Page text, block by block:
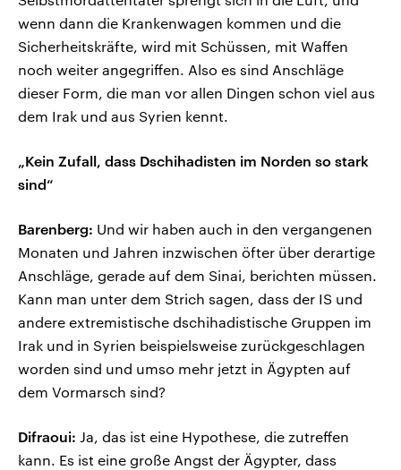
wenn dann die Krankenwagen kommen und die
Sicherheitskräfte, wird mit Schüssen, mit Waffen
noch weiter angegriffen. Also es sind Anschläge
dieser Form, die man vor allen Dingen schon viel aus
dem Irak und aus Syrien kennt.
„Kein Zufall, dass Dschihadisten im Norden so stark
sind“
Barenberg: Und wir haben auch in den vergangenen
Monaten und Jahren inzwischen öfter über derartige
Anschläge, gerade auf dem Sinai, berichten müssen.
Kann man unter dem Strich sagen, dass der IS und
andere extremistische dschihadistische Gruppen im
Irak und in Syrien beispielsweise zurückgeschlagen
worden sind und umso mehr jetzt in Ägypten auf
dem Vormarsch sind?
Difraoui: Ja, das ist eine Hypothese, die zutreffen
kann. Es ist eine große Angst der Ägypter, dass